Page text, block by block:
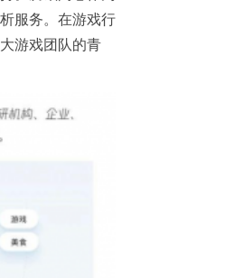
服务。在游戏行
游戏团队的青